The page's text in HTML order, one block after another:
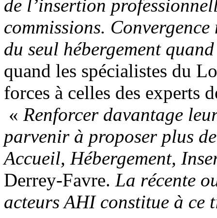
de l’insertion
commissions.
du seul hébergement
quand les spécialistes du
forces à celles des experts
« Renforcer davantage
parvenir à proposer plus
Accueil, Hébergement,
Derrey-Favre. La récente
acteurs AHI constitue à